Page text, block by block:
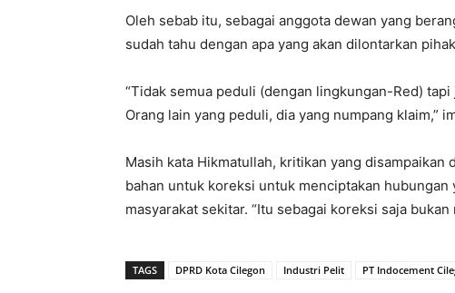
Oleh sebab itu, sebagai anggota dewan yang
sudah tahu dengan apa yang akan dilontarkan
“Tidak semua peduli (dengan lingkungan-Red)
Orang lain yang peduli, dia yang numpang klaim,”
Masih kata Hikmatullah, kritikan yang disampaikan
bahan untuk koreksi untuk menciptakan
masyarakat sekitar. “Itu sebagai koreksi saja
TAGS DPRD Kota Cilegon Industri Pelit PT Indocement